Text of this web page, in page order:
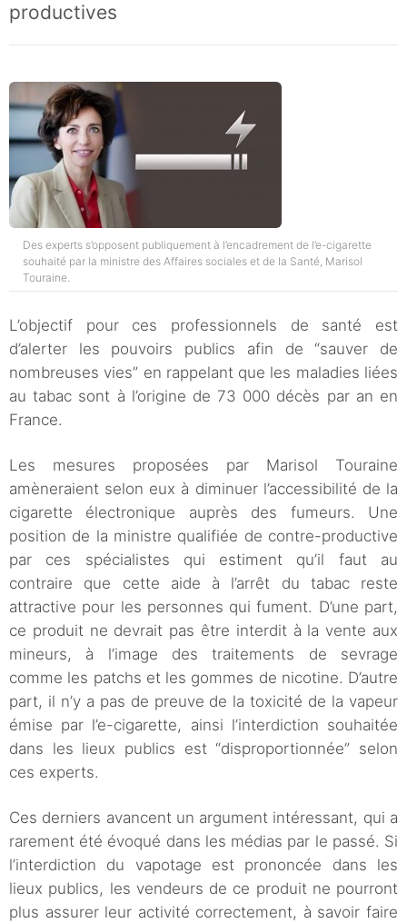
productives
Des experts s’opposent publiquement à l’encadrement de l’e-cigarette
souhaité par la ministre des Affaires sociales et de la Santé, Marisol
Touraine.
L’objectif pour ces professionnels de santé est
d’alerter les pouvoirs publics afin de “sauver de
nombreuses vies” en rappelant que les maladies liées
au tabac sont à l’origine de 73 000 décès par an en
France.
Les mesures proposées par Marisol Touraine
amèneraient selon eux à diminuer l’accessibilité de la
cigarette électronique auprès des fumeurs. Une
position de la ministre qualifiée de contre-productive
par ces spécialistes qui estiment qu’il faut au
contraire que cette aide à l’arrêt du tabac reste
attractive pour les personnes qui fument. D’une part,
ce produit ne devrait pas être interdit à la vente aux
mineurs, à l’image des traitements de sevrage
comme les patchs et les gommes de nicotine. D’autre
part, il n’y a pas de preuve de la toxicité de la vapeur
émise par l’e-cigarette, ainsi l’interdiction souhaitée
dans les lieux publics est “disproportionnée” selon
ces experts.
Ces derniers avancent un argument intéressant, qui a
rarement été évoqué dans les médias par le passé. Si
l’interdiction du vapotage est prononcée dans les
lieux publics, les vendeurs de ce produit ne pourront
plus assurer leur activité correctement, à savoir faire